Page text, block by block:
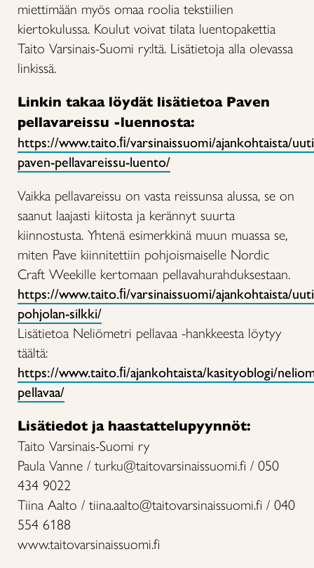
miettimään myös omaa roolia tekstiilien
kiertokulussa. Koulut voivat tilata luentopakettia
Taito Varsinais-Suomi ry:ltä. Lisätietoja alla olevassa
linkissä.
Linkin takaa löydät lisätietoa Paven
pellavareissu -luennosta:
https://www.taito.ﬁ/varsinaissuomi/ajankohtaista/
paven-pellavareissu-luento/
Vaikka pellavareissu on vasta reissunsa alussa, se on
saanut laajasti kiitosta ja kerännyt suurta
kiinnostusta. Yhtenä esimerkkinä muun muassa se,
miten Pave kiinnitettiin pohjoismaiselle Nordic
Craft Weekille kertomaan pellavahurahduksestaan.
https://www.taito.ﬁ/varsinaissuomi/ajankohtaista/
pohjolan-silkki/
Lisätietoa Neliömetri pellavaa -hankkeesta löytyy
täältä:
https://www.taito.ﬁ/ajankohtaista/kasityoblogi/
pellavaa/
Lisätiedot ja haastattelupyynnöt:
Taito Varsinais-Suomi ry
Paula Vanne / turku@taitovarsinaissuomi.fi / 050
434 9022
Tiina Aalto / tiina.aalto@taitovarsinaissuomi.fi / 040
554 6188
www.taitovarsinaissuomi.fi